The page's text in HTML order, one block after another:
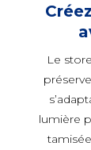
Le
lumière